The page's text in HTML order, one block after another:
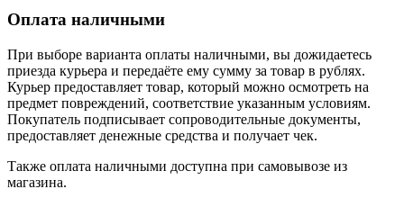
Оплата наличными
При выборе варианта оплаты наличными, вы дожидаетесь
приезда курьера и передаёте ему сумму за товар в рублях.
Курьер предоставляет товар, который можно осмотреть на
предмет повреждений, соответствие указанным условиям.
Покупатель подписывает сопроводительные документы,
предоставляет денежные средства и получает чек.
Также оплата наличными доступна при самовывозе из
магазина.